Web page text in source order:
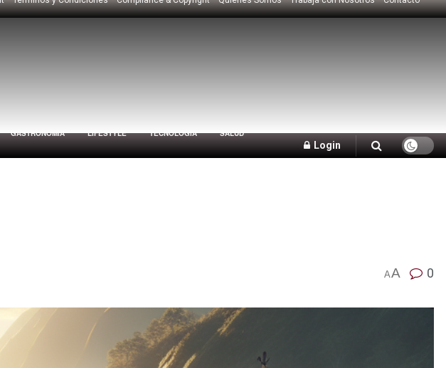
GASTRONOMÍA LIFESTYLE TECNOLOGÍA SALUD
Login
AA 0